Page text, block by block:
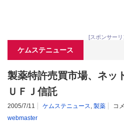
[スポンサーリ
ケムステニュース
製薬特許売買市場、ネッ
ＵＦＪ信託
2005/7/11 ケムステニュース, 製薬 コ
webmaster